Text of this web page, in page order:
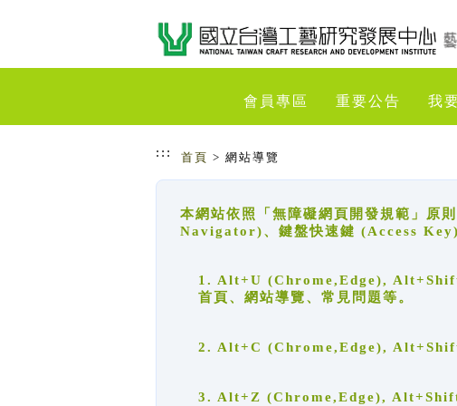
會員專區 重要公告 我
::: 首頁 > 網站導覽
本網站依照「無障礙網頁開發規範」原
Navigator)、鍵盤快速鍵 (Access Key)
1. Alt+U (Chrome,Edge),
首頁、網站導覽、常見問題等。
2. Alt+C (Chrome,Edge),
3. Alt+Z (Chrome,Edge),